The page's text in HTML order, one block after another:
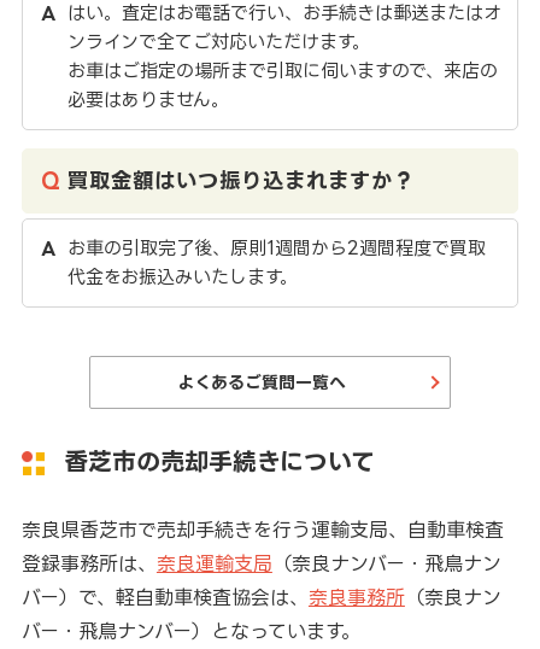
はい。査定はお電話で行い、お手続きは郵送またはオ
ンラインで全てご対応いただけます。
お車はご指定の場所まで引取に伺いますので、来店の
必要はありません。
買取金額はいつ振り込まれますか？
お車の引取完了後、原則1週間から2週間程度で買取
代金をお振込みいたします。
よくあるご質問一覧へ
香芝市の売却手続きについて
奈良県香芝市で売却手続きを行う運輸支局、自動車検査
登録事務所は、 奈良運輸支局 （奈良ナンバー・飛鳥ナン
バー）で、軽自動車検査協会は、 奈良事務所（奈良ナン
バー・飛鳥ナンバー）となっています。